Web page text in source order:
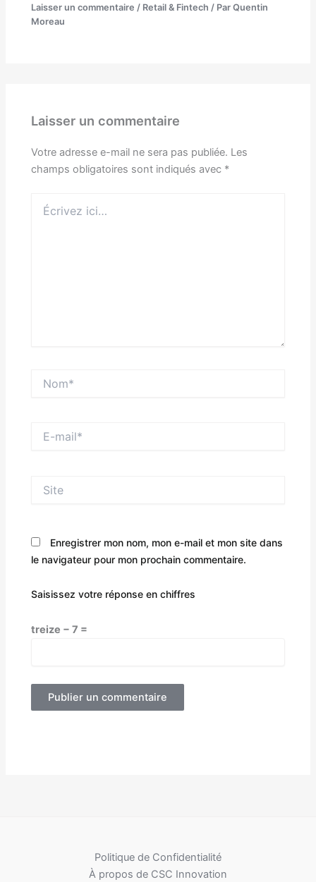
Laisser un commentaire / Retail & Fintech / ParQuentin
Moreau
Laisser un commentaire
Votre adresse e-mail ne sera pas publiée. Les
champs obligatoires sont indiqués avec *
ici…
mail*
Enregistrer mon nom, mon e-mail et mon site dans
le navigateur pour mon prochain commentaire.
Saisissez votre réponse en chiffres
treize − 7 =
Politique de Confidentialité
À propos de CSC Innovation